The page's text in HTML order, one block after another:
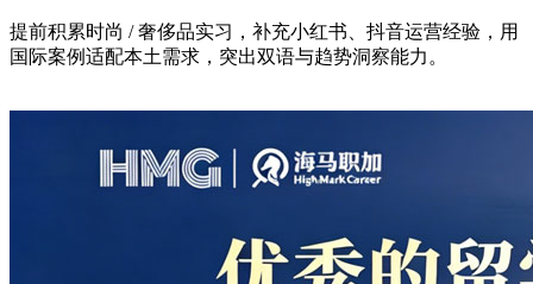
提前积累时尚 / 奢侈品实习，补充小红书、抖音运营经验，用
国际案例适配本土需求，突出双语与趋势洞察能力。